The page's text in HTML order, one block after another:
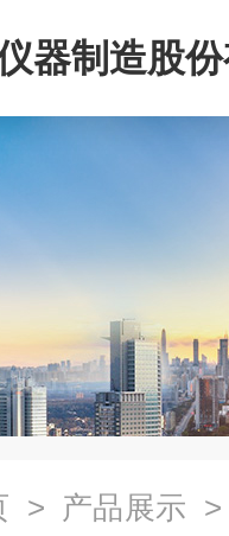
器制造股
> 产品展示